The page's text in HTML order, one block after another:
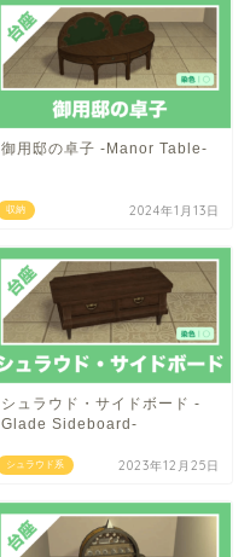
収納
御用邸の卓子 -Manor Table-
2024年1月13日
シュラウド系
シュラウド・サイドボード -
Glade Sideboard-
2023年12月25日